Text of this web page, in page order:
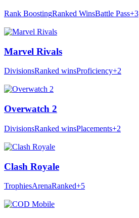
Rank BoostingRanked WinsBattle Pass+3
Marvel Rivals
DivisionsRanked winsProficiency+2
Overwatch 2
DivisionsRanked winsPlacements+2
Clash Royale
TrophiesArenaRanked+5